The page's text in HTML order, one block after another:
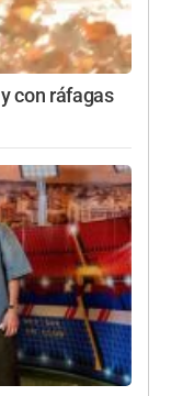
con ráfagas